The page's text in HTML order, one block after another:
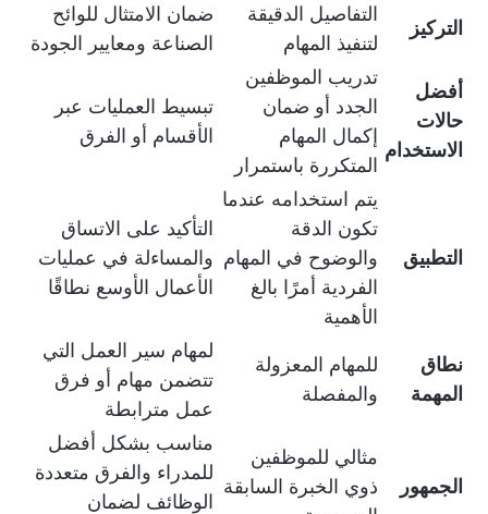
التركيز
التفاصيل الدقيقة
لتنفيذ المهام
ضمان الامتثال للوائح
الصناعة ومعايير الجودة
أفضل
حالات
الاستخدام
تدريب الموظفين
الجدد أو ضمان
إكمال المهام
المتكررة باستمرار
تبسيط العمليات عبر
الأقسام أو الفرق
التطبيق
يتم استخدامه عندما
تكون الدقة
والوضوح في المهام
الفردية أمرًا بالغ
الأهمية
التأكيد على الاتساق
والمساءلة في عمليات
الأعمال الأوسع نطاقًا
نطاق
المهمة
للمهام المعزولة
والمفصلة
لمهام سير العمل التي
تتضمن مهام أو فرق
عمل مترابطة
الجمهور
مثالي للموظفين
ذوي الخبرة السابقة
مناسب بشكل أفضل
للمدراء والفرق متعددة
الوظائف لضمان